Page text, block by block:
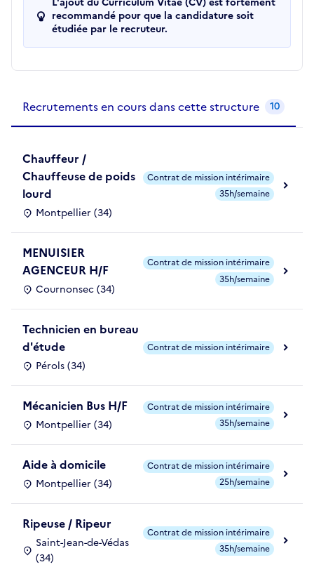
recommandé pour que la candidature soit
étudiée par le recruteur.
Recrutements en cours dans cette structure 10
Chauffeur /
Chauffeuse de poids
lourd
Montpellier (34)
Contrat de mission intérimaire
35h/semaine
MENUISIER
AGENCEUR H/F
Cournonsec (34)
Contrat de mission intérimaire
35h/semaine
Technicien en bureau
d'étude
Pérols (34)
Contrat de mission intérimaire
Mécanicien Bus H/F
Montpellier (34)
Contrat de mission intérimaire
35h/semaine
Aide à domicile
Montpellier (34)
Contrat de mission intérimaire
25h/semaine
Ripeuse / Ripeur
Saint-Jean-de-Védas
(34)
Contrat de mission intérimaire
35h/semaine